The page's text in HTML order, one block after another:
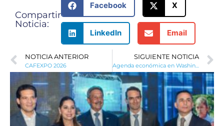
Compartir
Noticia:
Facebook X
LinkedIn Email
NOTICIA ANTERIOR
CAFEXPO 2026
SIGUIENTE NOTICIA
Agenda económica en Washington